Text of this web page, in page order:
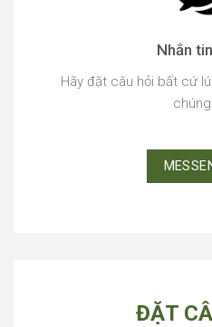
Nhắn
Hãy đặt câu hỏi bất cứ
ĐẶT